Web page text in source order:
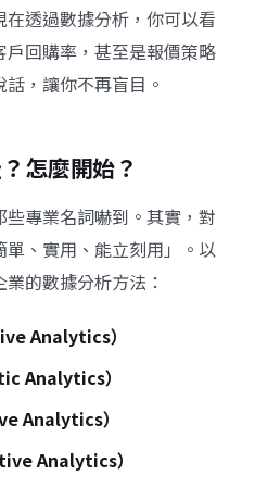
透過數據分析，你可以看
回購率，甚至是報價策略
，讓你不再盲目。
怎麼開始？
專業名詞嚇到。其實，對
、實用、能立刻用」。以
的數據分析方法：
Analytics）
Analytics）
Analytics）
Analytics）